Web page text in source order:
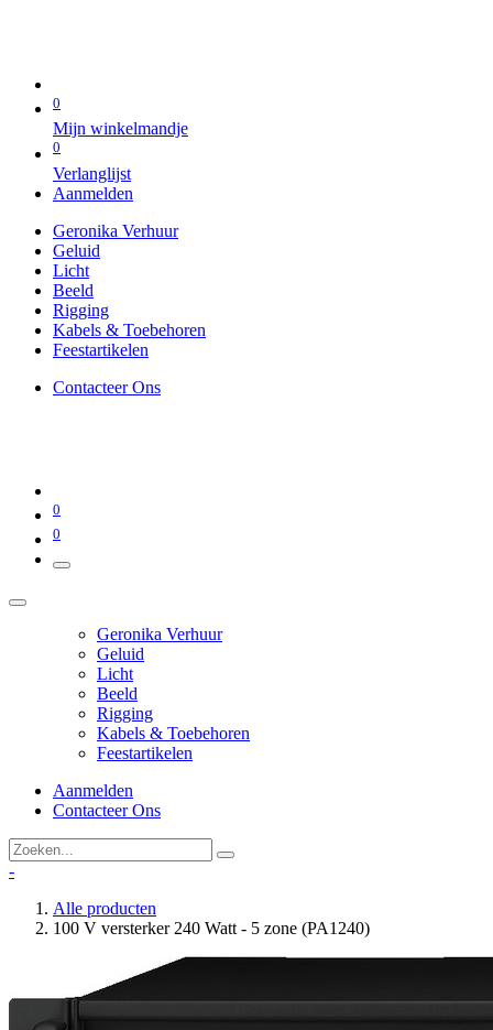
0
Mijn winkelmandje
0
Verlanglijst
Aanmelden
Geronika Verhuur
Geluid
Licht
Beeld
Rigging
Kabels & Toebehoren
Feestartikelen
Contacteer Ons
0
0
Geronika Verhuur
Geluid
Licht
Beeld
Rigging
Kabels & Toebehoren
Feestartikelen
Aanmelden
Contacteer Ons
-
Alle producten
100 V versterker 240 Watt - 5 zone (PA1240)